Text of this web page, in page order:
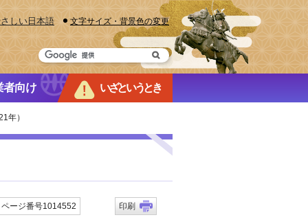
しい日本語 文字サイズ・背景色の変更
者向け いざというとき
年）
ページ番号1014552 印刷